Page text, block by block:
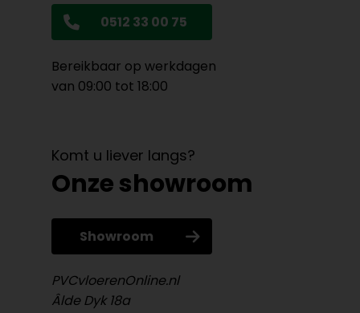
0512 33 00 75
Bereikbaar op werkdagen
van 09:00 tot 18:00
Komt u liever langs?
Onze showroom
Showroom
PVCvloerenOnline.nl
Âlde Dyk 18a